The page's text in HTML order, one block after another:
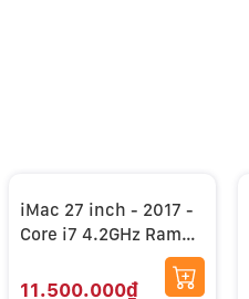
iMac 27 inch - 2017 -
Core i7 4.2GHz Ram
575 4GB Retina 5K
11.500.000₫